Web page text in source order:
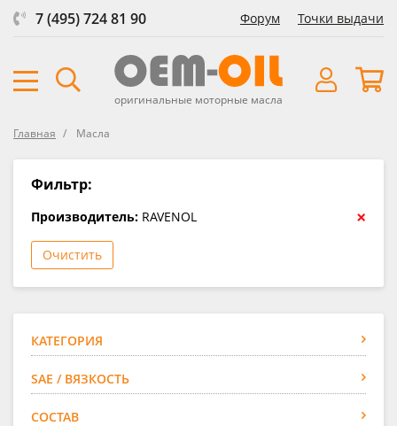
7 (495) 724 81 90 Форум Точки выдачи
оригинальные моторные масла
Главная Масла
Фильтр:
Производитель: RAVENOL ×
Очистить
КАТЕГОРИЯ
SAE / ВЯЗКОСТЬ
СОСТАВ